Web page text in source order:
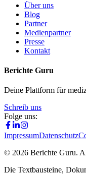
Über uns
Blog
Partner
Medienpartner
Presse
Kontakt
Berichte Guru
Deine Plattform für
Schreib uns
Folge uns:
ImpressumDatenschutz
© 2026 Berichte Guru.
Die Textbausteine,